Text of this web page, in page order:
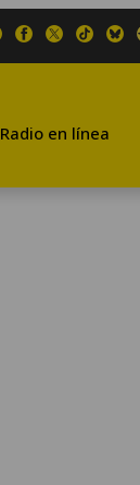
Radio en línea